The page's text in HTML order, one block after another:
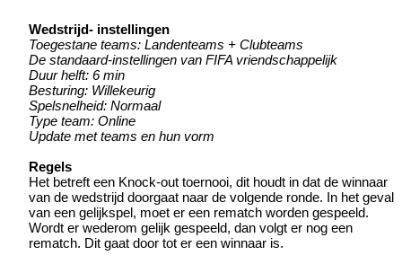
Wedstrijd- instellingen
Toegestane teams: Landenteams + Clubteams
De standaard-instellingen van FIFA vriendschappelijk
Duur helft: 6 min
Besturing: Willekeurig
Spelsnelheid: Normaal
Type team: Online
Update met teams en hun vorm
Regels
Het betreft een Knock-out toernooi, dit houdt in dat de winnaar
van de wedstrijd doorgaat naar de volgende ronde. In het geval
van een gelijkspel, moet er een rematch worden gespeeld.
Wordt er wederom gelijk gespeeld, dan volgt er nog een
rematch. Dit gaat door tot er een winnaar is.